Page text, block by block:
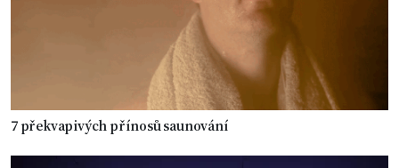
7 překvapivých přínosů saunování